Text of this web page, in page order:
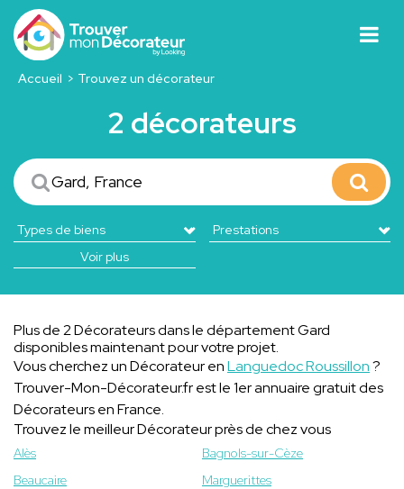
Accueil Trouvez un décorateur
2 décorateurs
Voir plus
Plus de 2 Décorateurs dans le département Gard
disponibles maintenant pour votre projet.
Vous cherchez un Décorateur enLanguedoc Roussillon?
Trouver-Mon-Décorateur.fr est le 1er annuaire gratuit des
Décorateurs en France.
Trouvez le meilleur Décorateur près de chez vous
Alès
Bagnols-sur-Cèze
Beaucaire
Marguerittes